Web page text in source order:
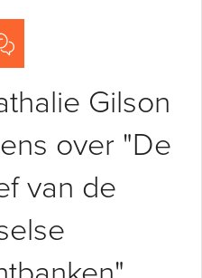
Gilson
over "De
van de